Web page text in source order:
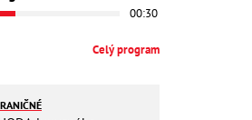
00:30
Celý program